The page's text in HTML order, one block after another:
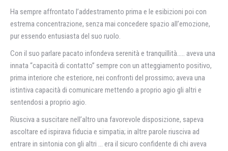
Ha sempre affrontato l’addestramento prima e le esibizioni poi con
estrema concentrazione, senza mai concedere spazio all’emozione,
pur essendo entusiasta del suo ruolo.
Con il suo parlare pacato infondeva serenità e tranquillità….. aveva una
innata “capacità di contatto” sempre con un atteggiamento positivo,
prima interiore che esteriore, nei confronti del prossimo; aveva una
istintiva capacità di comunicare mettendo a proprio agio gli altri e
sentendosi a proprio agio.
Riusciva a suscitare nell’altro una favorevole disposizione, sapeva
ascoltare ed ispirava fiducia e simpatia; in altre parole riusciva ad
entrare in sintonia con gli altri … era il sicuro confidente di chi aveva